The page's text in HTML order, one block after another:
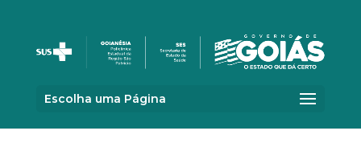
Escolha uma Página